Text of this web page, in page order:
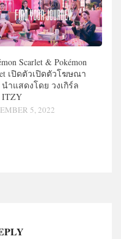
Scarlet & Pokémon
เปิดตัวเปิดตัวโฆษณา
ำแสดงโดย วงเกิร์ล
ITZY
5, 2022